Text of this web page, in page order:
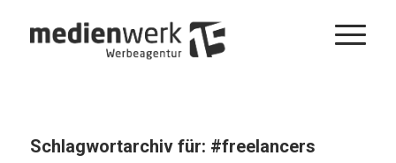
Schlagwortarchiv für: #freelancers